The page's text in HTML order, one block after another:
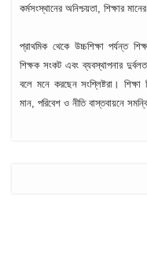
কর্মসংস্থানের অনিশ্চয়তা, শিক্ষার
প্রাথমিক থেকে উচ্চশিক্ষা পর্যন্ত
শিক্ষক সংকট এবং ব্যবস্থাপনার
বলে মনে করছেন সংশ্লিষ্টরা।
মান, পরিবেশ ও নীতি বাস্তবায়নে